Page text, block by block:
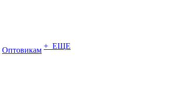
Оптовикам + ЕЩЕ